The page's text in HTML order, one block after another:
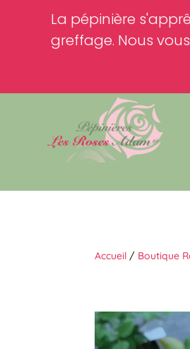
La pépinière
greffage. Nous
Accueil / Boutique